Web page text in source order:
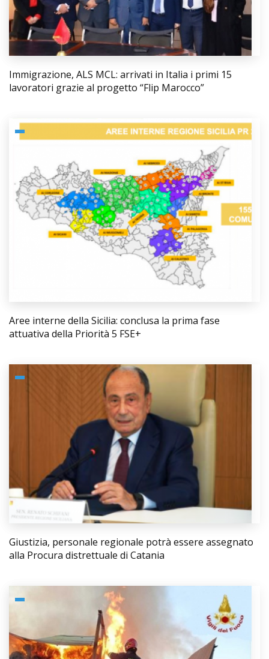
Immigrazione, ALS MCL: arrivati in Italia i primi 15
lavoratori grazie al progetto “Flip Marocco”
Aree interne della Sicilia: conclusa la prima fase
attuativa della Priorità 5 FSE+
Giustizia, personale regionale potrà essere assegnato
alla Procura distrettuale di Catania